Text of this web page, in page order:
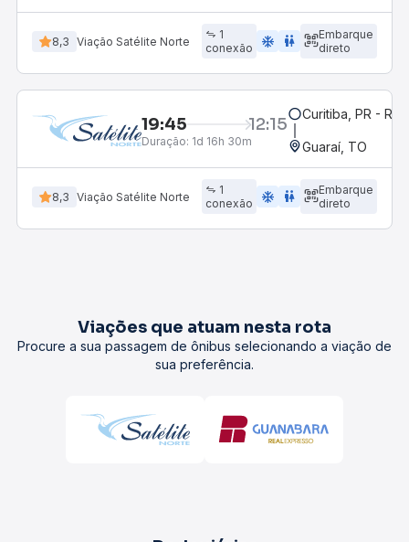
8,3 Viação Satélite Norte
1
conexão
ac_unit wc
Embarque
direto
19:45 12:15
Duração: 1d 16h 30m
Curitiba, PR -
Guaraí, TO
8,3 Viação Satélite Norte
1
conexão
ac_unit wc
Embarque
direto
Viações que atuam nesta rota
Procure a sua passagem de ônibus selecionando a viação de
sua preferência.